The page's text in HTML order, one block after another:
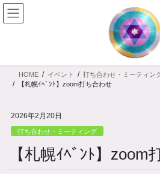
コ
ン
へ
ナ
ビ
ョ
HOME イベント
打ち合わせ・ミーティン
【札幌ｲﾍﾞﾝﾄ】zoom打ち合わせ
2026年2月20日
打ち合わせ・ミーティング
【札幌ｲﾍﾞﾝﾄ】zoom